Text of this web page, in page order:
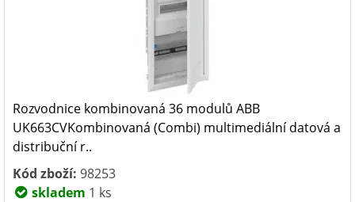
Rozvodnice kombinovaná 36 modulů ABB
UK663CVKombinovaná (Combi) multimediální datová a
distribuční r..
Kód zboží: 98253
skladem 1 ks